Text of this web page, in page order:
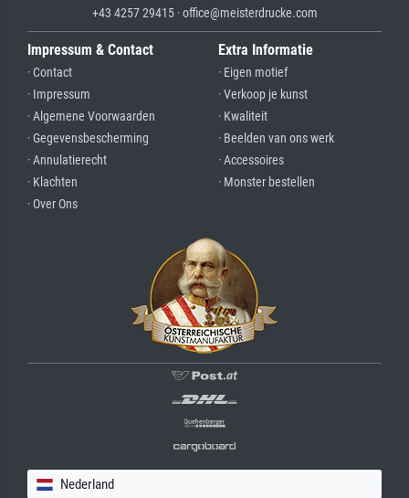
+43 4257 29415 · office@meisterdrucke.com
Impressum & Contact
· Contact
· Impressum
· Algemene Voorwaarden
· Gegevensbescherming
· Annulatierecht
· Klachten
· Over Ons
Extra Informatie
· Eigen motief
· Verkoop je kunst
· Kwaliteit
· Beelden van ons werk
· Accessoires
· Monster bestellen
Nederland